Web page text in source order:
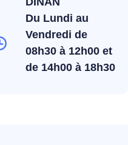
Du Lundi au
Vendredi de
08h30 à 12h00 et
de 14h00 à 18h30